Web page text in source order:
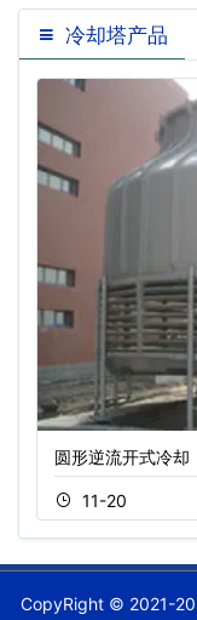
冷却塔产品
圆形逆流开式冷却
11-20
CopyRight © 2021-